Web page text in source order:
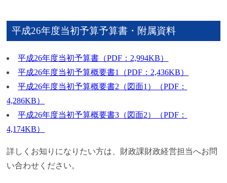
平成26年度当初予算予算書・附属資料
平成26年度当初予算書（PDF：2,994KB）
平成26年度当初予算概要書1（PDF：2,436KB）
平成26年度当初予算概要書2（図面1）（PDF：
4,286KB）
平成26年度当初予算概要書3（図面2）（PDF：
4,174KB）
詳しくお知りになりたい方は、財政課財政経営担当へお問
い合わせください。